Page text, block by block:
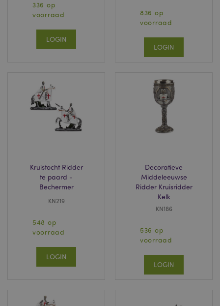
336 op
voorraad
LOGIN
836 op
voorraad
LOGIN
Kruistocht Ridder
te paard -
Bechermer
KN219
548 op
voorraad
LOGIN
Decoratieve
Middeleeuwse
Ridder Kruisridder
Kelk
KN186
536 op
voorraad
LOGIN